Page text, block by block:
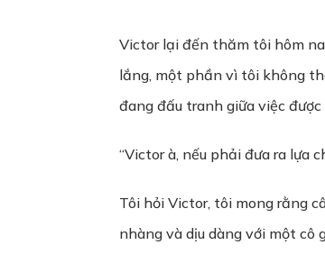
Victor lại đến thăm tôi hôm
lắng, một phần vì tôi không
đang đấu tranh giữa việc
“Victor à, nếu phải đưa ra lựa
Tôi hỏi Victor, tôi mong rằng
nhàng và dịu dàng với một cô